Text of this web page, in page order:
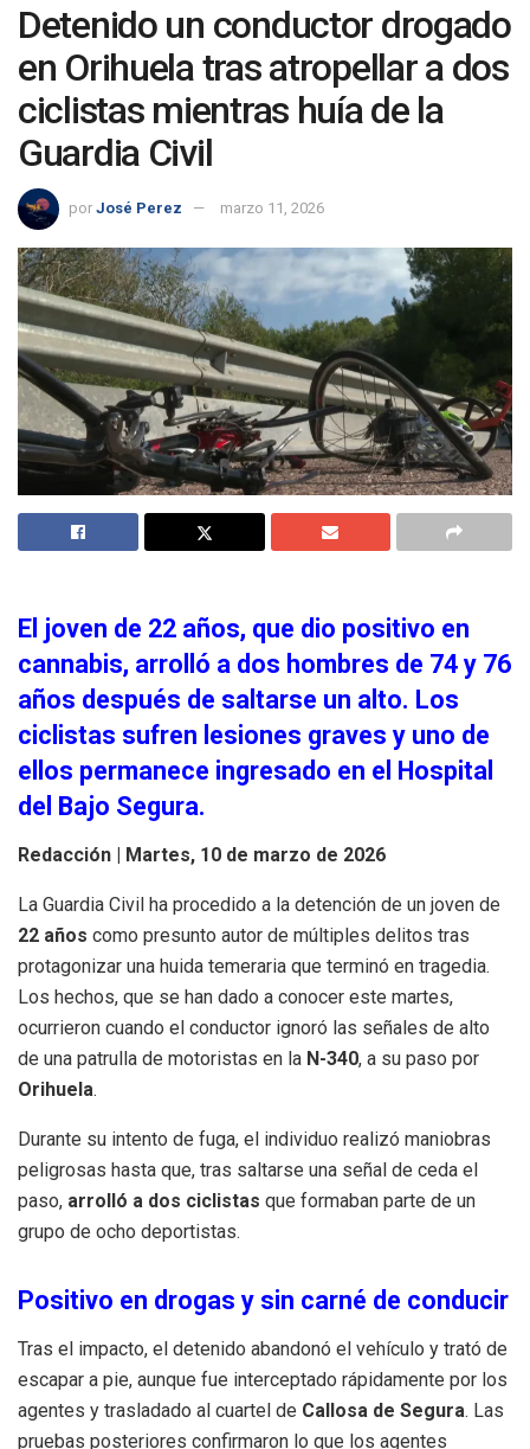
Detenido un conductor drogado
en Orihuela tras atropellar a dos
ciclistas mientras huía de la
Guardia Civil
por José Perez marzo 11, 2026
El joven de 22 años, que dio positivo en
cannabis, arrolló a dos hombres de 74 y 76
años después de saltarse un alto. Los
ciclistas sufren lesiones graves y uno de
ellos permanece ingresado en el Hospital
del Bajo Segura.
Redacción | Martes, 10 de marzo de 2026
La Guardia Civil ha procedido a la detención de un joven de
22 años como presunto autor de múltiples delitos tras
protagonizar una huida temeraria que terminó en tragedia.
Los hechos, que se han dado a conocer este martes,
ocurrieron cuando el conductor ignoró las señales de alto
de una patrulla de motoristas en la N-340, a su paso por
Orihuela.
Durante su intento de fuga, el individuo realizó maniobras
peligrosas hasta que, tras saltarse una señal de ceda el
paso, arrolló a dos ciclistas que formaban parte de un
grupo de ocho deportistas.
Positivo en drogas y sin carné de conducir
Tras el impacto, el detenido abandonó el vehículo y trató de
escapar a pie, aunque fue interceptado rápidamente por los
agentes y trasladado al cuartel de Callosa de Segura. Las
pruebas posteriores confirmaron lo que los agentes